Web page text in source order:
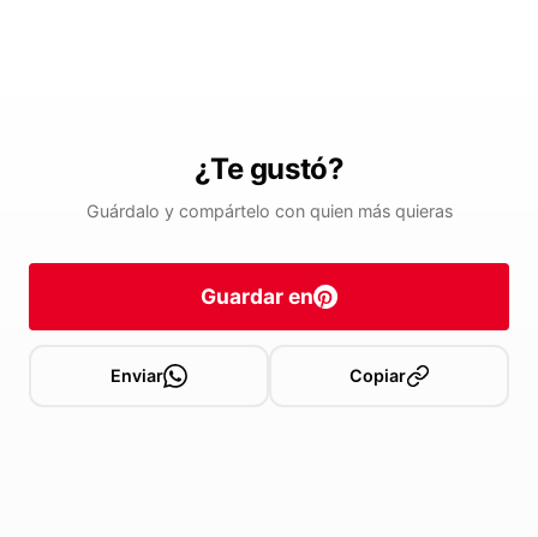
¿Te gustó?
Guárdalo y compártelo con quien más quieras
Guardar en
Enviar Copiar